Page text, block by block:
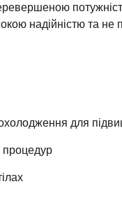
надійністю та не
для
процедур